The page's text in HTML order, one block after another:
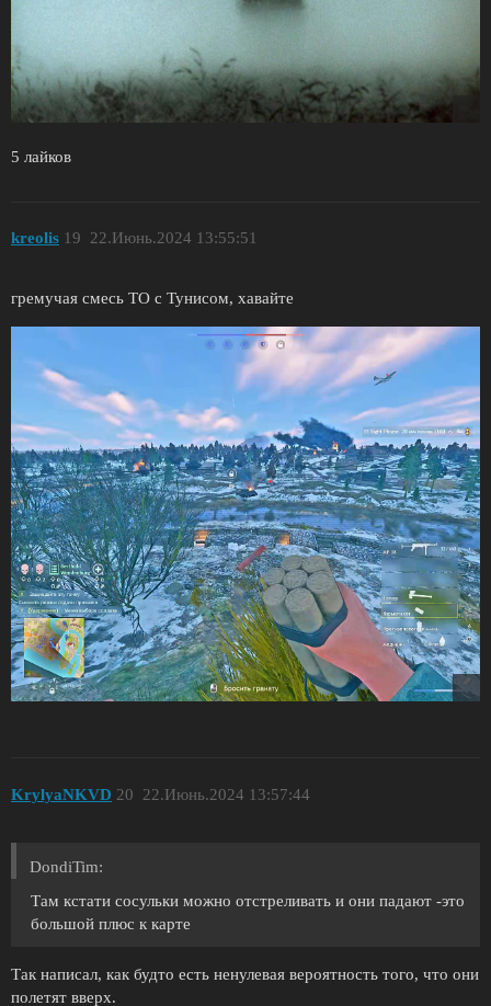
5 лайков
kreolis 22.Июнь.2024 13:55:51
19
гремучая смесь ТО с Тунисом, хавайте
KrylyaNKVD 22.Июнь.2024 13:57:44
20
DondiTim:
Там кстати сосульки можно отстреливать и они падают -это
большой плюс к карте
Так написал, как будто есть ненулевая вероятность того, что они
полетят вверх.